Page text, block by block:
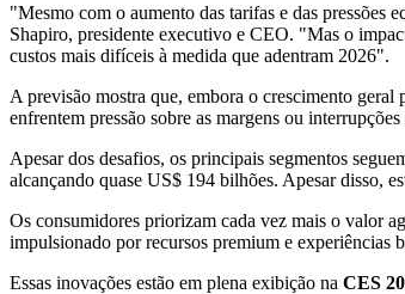
"Mesmo com o aumento das tarifas e das pressões
Shapiro, presidente executivo e CEO. "Mas o
custos mais difíceis à medida que adentram 2026".
A previsão mostra que, embora o crescimento geral
enfrentem pressão sobre as margens ou
Apesar dos desafios, os principais segmentos
alcançando quase US$ 194 bilhões. Apesar disso,
Os consumidores priorizam cada vez mais o valor
impulsionado por recursos premium e experiências
Essas inovações estão em plena exibição na CES